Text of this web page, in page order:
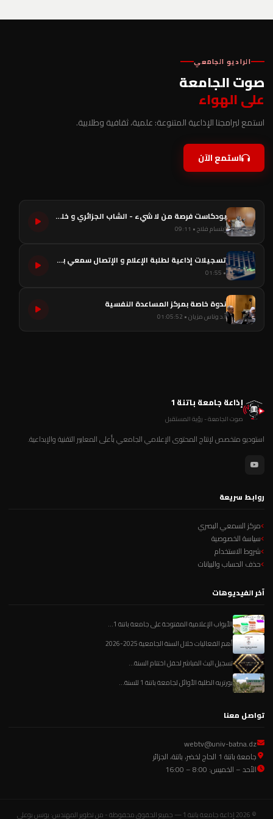
الراديو الجامعي
صوت الجامعة
على الهواء
استمع لبرامجنا الإذاعية المتنوعة: علمية، ثقافية وطلابية.
استمع الآن
بودكاست فرصة من لا شيء - الشاب الجزائري و خلق الفرص
إبتسام فلاح • 09:11
تسجيلات إذاعية لطلبة الإعلام و الإتصال سمعي بصري
• 01:55
ندوة خاصة بمركز المساعدة النفسية
أ.د وناس مزيان • 01:05:52
إذاعة جامعة باتنة 1
صوت الجامعة - رؤية المستقبل
استوديو متخصص لإنتاج المحتوى الإعلامي الجامعي بأعلى المعايير التقنية والإبداعية.
روابط سريعة
مركز السمعي البصري
سياسة الخصوصية
شروط الاستخدام
حذف الحساب والبيانات
آخر الفيديوهات
الأبواب الإعلامية المفتوحة على جامعة باتنة 1...
أهم الفعاليات خلال السنة الجامعية 2025-2026
تسجيل البث المباشر لحفل اختتام السنة...
بورتريه الطلبة الأوائل لجامعة باتنة 1 للسنة...
تواصل معنا
webtv@univ-batna.dz
جامعة باتنة 1 الحاج لخضر، باتنة، الجزائر
الأحد – الخميس: 8:00 – 16:00
© 2026 إذاعة جامعة باتنة 1 — جميع الحقوق محفوظة - من تطوير المهندس: يونس بوعلي